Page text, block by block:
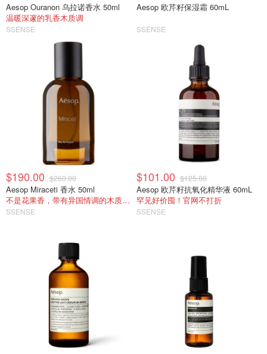
Aesop Ouranon 乌拉诺香水 50ml
温暖深邃的乳香木质调
SSENSE
Aesop 欧芹籽保湿霜 60mL
SSENSE
$190.00 $260.00
Aesop Miraceti 香水 50ml
不是花果香，带有异国情调的木质东方调
SSENSE
$101.00 $125.00
Aesop 欧芹籽抗氧化精华液 60mL
罕见好价囤！官网不打折
SSENSE